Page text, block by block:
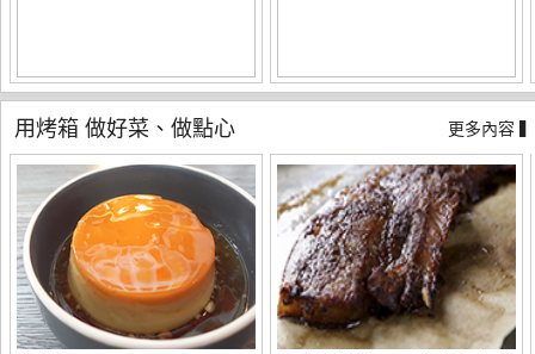
用烤箱 做好菜、做點心 更多內容 ▍